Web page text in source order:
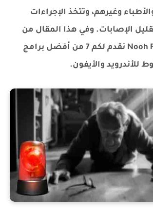
وغيرهم، وتتخذ الإجراءات
الإصابات. وفي هذا المقال من
موقع Nooh Freestyle نقدم لكم 7 من أفضل برامج
للأندرويد والأيفون.